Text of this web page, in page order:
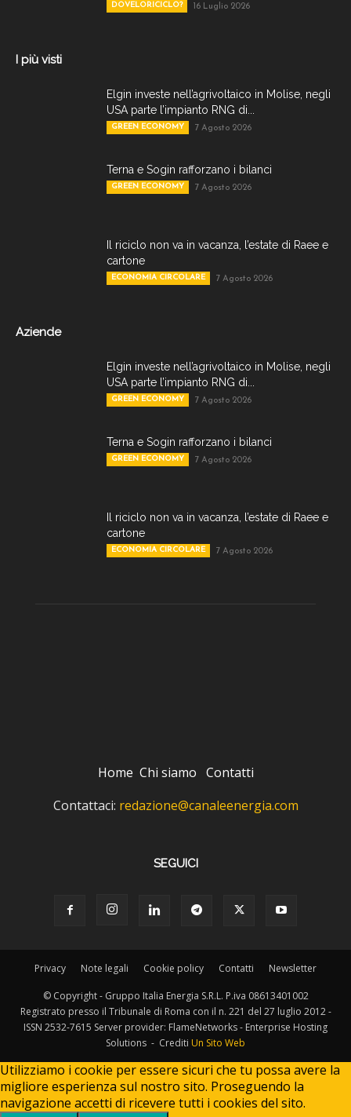
DOVELORICICLO? 16 Luglio 2026
I più visti
Elgin investe nell’agrivoltaico in Molise, negli
USA parte l’impianto RNG di...
GREEN ECONOMY 7 Agosto 2026
Terna e Sogin rafforzano i bilanci
GREEN ECONOMY 7 Agosto 2026
Il riciclo non va in vacanza, l’estate di Raee e
cartone
ECONOMIA CIRCOLARE 7 Agosto 2026
Aziende
Elgin investe nell’agrivoltaico in Molise, negli
USA parte l’impianto RNG di...
GREEN ECONOMY 7 Agosto 2026
Terna e Sogin rafforzano i bilanci
GREEN ECONOMY 7 Agosto 2026
Il riciclo non va in vacanza, l’estate di Raee e
cartone
ECONOMIA CIRCOLARE 7 Agosto 2026
Home Chi siamo Contatti
Contattaci: redazione@canaleenergia.com
SEGUICI
Privacy Note legali Cookie policy Contatti Newsletter
© Copyright - Gruppo Italia Energia S.R.L. P.iva 08613401002
Registrato presso il Tribunale di Roma con il n. 221 del 27 luglio 2012 -
ISSN 2532-7615 Server provider: FlameNetworks - Enterprise Hosting
Solutions - Crediti Un Sito Web
Utilizziamo i cookie per essere sicuri che tu possa avere la
migliore esperienza sul nostro sito. Proseguendo la
navigazione accetti di ricevere tutti i cookies del sito.